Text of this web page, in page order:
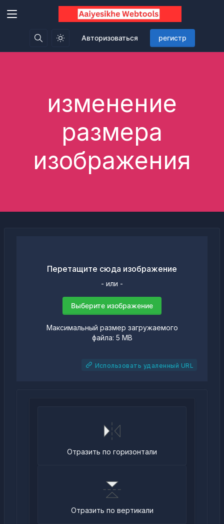
Авторизоваться регистр
изменение
размера
изображения
Перетащите сюда изображение
- или -
Выберите изображение
Максимальный размер загружаемого
файла: 5 MB
Использовать удаленный URL
Отразить по горизонтали
Отразить по вертикали